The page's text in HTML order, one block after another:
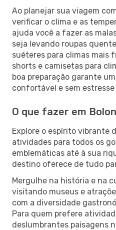
Ao planejar sua viagem
verificar o clima e as
ajuda você a fazer as
seja levando roupas
suéteres para climas mais
shorts e camisetas para
boa preparação garante
confortável e sem estresse
O que fazer em
Explore o espírito vibrante
atividades para todos os
emblemáticas até à sua
destino oferece de tudo
Mergulhe na história e na
visitando museus e
com a diversidade
Para quem prefere
deslumbrantes paisagens